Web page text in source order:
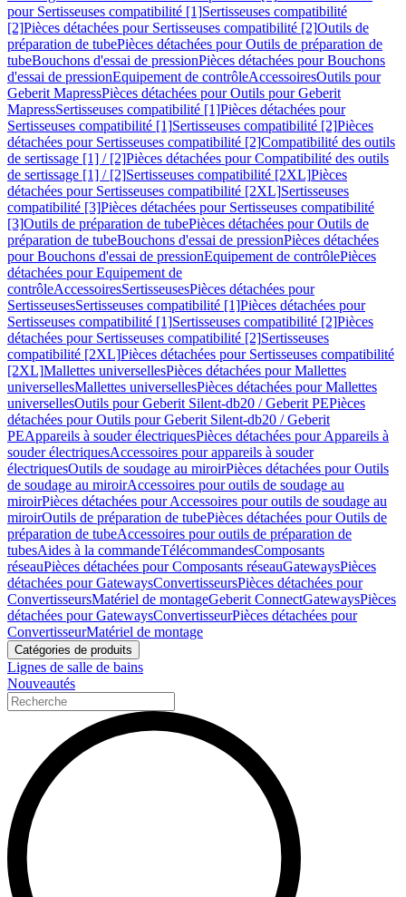
pour Sertisseuses compatibilité [1]Sertisseuses compatibilité
[2]Pièces détachées pour Sertisseuses compatibilité [2]Outils de
préparation de tubePièces détachées pour Outils de préparation de
tubeBouchons d'essai de pressionPièces détachées pour Bouchons
d'essai de pressionEquipement de contrôleAccessoiresOutils pour
Geberit MapressPièces détachées pour Outils pour Geberit
MapressSertisseuses compatibilité [1]Pièces détachées pour
Sertisseuses compatibilité [1]Sertisseuses compatibilité [2]Pièces
détachées pour Sertisseuses compatibilité [2]Compatibilité des outils
de sertissage [1] / [2]Pièces détachées pour Compatibilité des outils
de sertissage [1] / [2]Sertisseuses compatibilité [2XL]Pièces
détachées pour Sertisseuses compatibilité [2XL]Sertisseuses
compatibilité [3]Pièces détachées pour Sertisseuses compatibilité
[3]Outils de préparation de tubePièces détachées pour Outils de
préparation de tubeBouchons d'essai de pressionPièces détachées
pour Bouchons d'essai de pressionEquipement de contrôlePièces
détachées pour Equipement de
contrôleAccessoiresSertisseusesPièces détachées pour
SertisseusesSertisseuses compatibilité [1]Pièces détachées pour
Sertisseuses compatibilité [1]Sertisseuses compatibilité [2]Pièces
détachées pour Sertisseuses compatibilité [2]Sertisseuses
compatibilité [2XL]Pièces détachées pour Sertisseuses compatibilité
[2XL]Mallettes universellesPièces détachées pour Mallettes
universellesMallettes universellesPièces détachées pour Mallettes
universellesOutils pour Geberit Silent-db20 / Geberit PEPièces
détachées pour Outils pour Geberit Silent-db20 / Geberit
PEAppareils à souder électriquesPièces détachées pour Appareils à
souder électriquesAccessoires pour appareils à souder
électriquesOutils de soudage au miroirPièces détachées pour Outils
de soudage au miroirAccessoires pour outils de soudage au
miroirPièces détachées pour Accessoires pour outils de soudage au
miroirOutils de préparation de tubePièces détachées pour Outils de
préparation de tubeAccessoires pour outils de préparation de
tubesAides à la commandeTélécommandesComposants
réseauPièces détachées pour Composants réseauGatewaysPièces
détachées pour GatewaysConvertisseursPièces détachées pour
ConvertisseursMatériel de montageGeberit ConnectGatewaysPièces
détachées pour GatewaysConvertisseurPièces détachées pour
ConvertisseurMatériel de montage
Catégories de produits
Lignes de salle de bains
Nouveautés